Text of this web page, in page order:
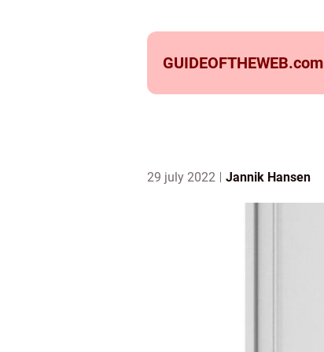
GUIDEOFTHEWEB.com
29 july 2022 Jannik Hansen